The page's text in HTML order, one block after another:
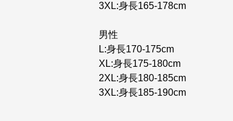
3XL:身長165-178cm
男性
L:身長170-175cm
XL:身長175-180cm
2XL:身長180-185cm
3XL:身長185-190cm